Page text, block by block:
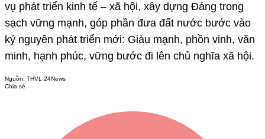
vụ phát triển kinh tế – xã hội, xây dựng Đảng trong
sạch vững mạnh, góp phần đưa đất nước bước vào
kỷ nguyên phát triển mới: Giàu mạnh, phồn vinh, văn
minh, hạnh phúc, vững bước đi lên chủ nghĩa xã hội.
Nguồn: THVL 24News
Chia sẻ